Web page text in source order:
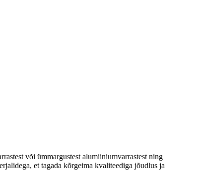
või ümmargustest alumiiniumvarrastest ning
et tagada kõrgeima kvaliteediga jõudlus ja